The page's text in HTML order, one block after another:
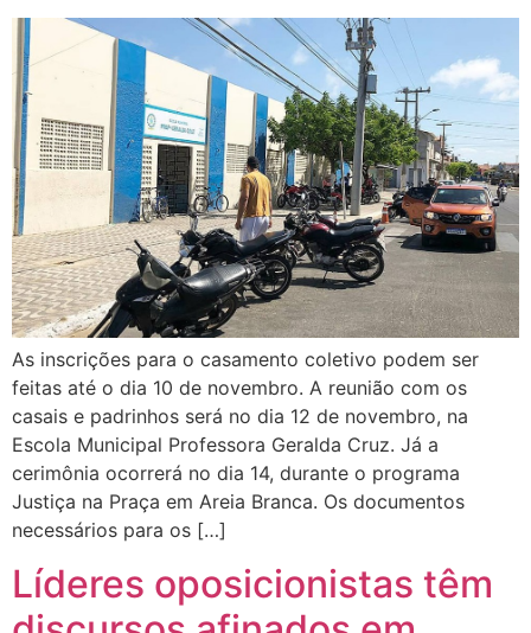
As inscrições para o casamento coletivo podem ser
feitas até o dia 10 de novembro. A reunião com os
casais e padrinhos será no dia 12 de novembro, na
Escola Municipal Professora Geralda Cruz. Já a
cerimônia ocorrerá no dia 14, durante o programa
Justiça na Praça em Areia Branca. Os documentos
necessários para os […]
Líderes oposicionistas têm